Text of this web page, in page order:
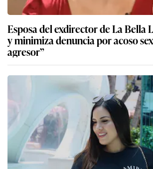
Esposa del exdirector de La Bella
y minimiza denuncia por acoso
agresor”